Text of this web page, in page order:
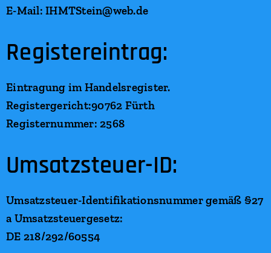
E-Mail: IHMTStein@web.de
Registereintrag:
Eintragung im Handelsregister.
Registergericht:90762 Fürth
Registernummer: 2568
Umsatzsteuer-ID:
Umsatzsteuer-Identifikationsnummer gemäß §27
a Umsatzsteuergesetz:
DE 218/292/60554